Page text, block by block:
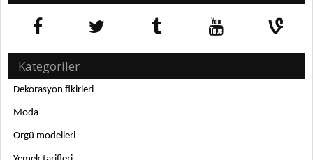
Kategoriler
Dekorasyon fikirleri
Moda
Örgü modelleri